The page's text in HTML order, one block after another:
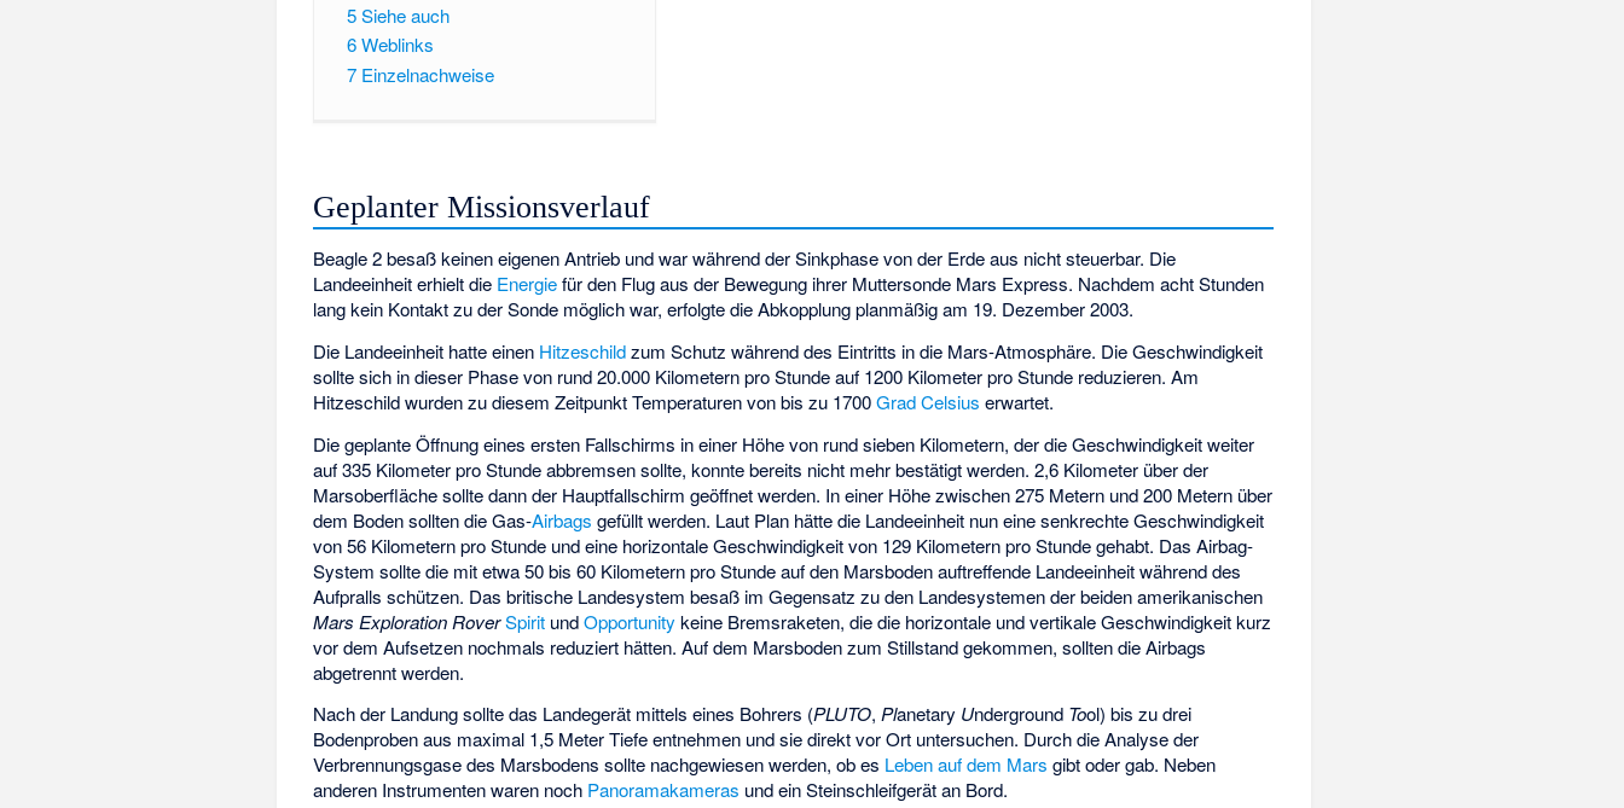
5Siehe auch
6Weblinks
7 Einzelnachweise
Geplanter Missionsverlauf
Beagle 2 besaß keinen eigenen Antrieb und war während der Sinkphase von der Erde aus nicht steuerbar. Die
Landeeinheit erhielt die Energiefür den Flug aus der Bewegung ihrer Muttersonde Mars Express. Nachdem acht Stunden
lang kein Kontakt zu der Sonde möglich war, erfolgte die Abkopplung planmäßig am 19. Dezember 2003.
Die Landeeinheit hatte einen Hitzeschildzum Schutz während des Eintritts in die Mars-Atmosphäre. Die Geschwindigkeit
sollte sich in dieser Phase von rund 20.000 Kilometern pro Stunde auf 1200 Kilometer pro Stunde reduzieren. Am
Hitzeschild wurden zu diesem Zeitpunkt Temperaturen von bis zu 1700Grad Celsius erwartet.
Die geplante Öffnung eines ersten Fallschirms in einer Höhe von rund sieben Kilometern, der die Geschwindigkeit weiter
auf 335 Kilometer pro Stunde abbremsen sollte, konnte bereits nicht mehr bestätigt werden. 2,6 Kilometer über der
Marsoberfläche sollte dann der Hauptfallschirm geöffnet werden. In einer Höhe zwischen 275 Metern und 200 Metern über
dem Boden sollten die Gas-Airbags gefüllt werden. Laut Plan hätte die Landeeinheit nun eine senkrechte Geschwindigkeit
von 56 Kilometern pro Stunde und eine horizontale Geschwindigkeit von 129 Kilometern pro Stunde gehabt. Das Airbag-
System sollte die mit etwa 50 bis 60 Kilometern pro Stunde auf den Marsboden auftreffende Landeeinheit während des
Aufpralls schützen. Das britische Landesystem besaß im Gegensatz zu den Landesystemen der beiden amerikanischen
Mars Exploration RoverSpirit undOpportunity keine Bremsraketen, die die horizontale und vertikale Geschwindigkeit kurz
vor dem Aufsetzen nochmals reduziert hätten. Auf dem Marsboden zum Stillstand gekommen, sollten die Airbags
abgetrennt werden.
Nach der Landung sollte das Landegerät mittels eines Bohrers (PLUTO,Planetary Underground Tool) bis zu drei
Bodenproben aus maximal 1,5 Meter Tiefe entnehmen und sie direkt vor Ort untersuchen. Durch die Analyse der
Verbrennungsgase des Marsbodens sollte nachgewiesen werden, ob es Leben auf dem Mars gibt oder gab. Neben
anderen Instrumenten waren noch Panoramakameras und ein Steinschleifgerät an Bord.